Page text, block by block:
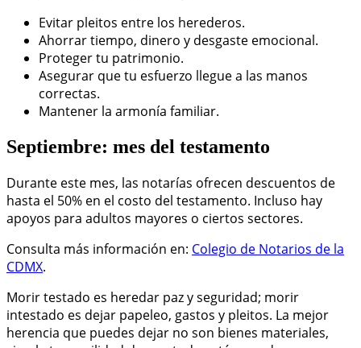
Evitar pleitos entre los herederos.
Ahorrar tiempo, dinero y desgaste emocional.
Proteger tu patrimonio.
Asegurar que tu esfuerzo llegue a las manos
correctas.
Mantener la armonía familiar.
Septiembre: mes del testamento
Durante este mes, las notarías ofrecen descuentos de
hasta el 50% en el costo del testamento. Incluso hay
apoyos para adultos mayores o ciertos sectores.
Consulta más información en: Colegio de Notarios de la
CDMX.
Morir testado es heredar paz y seguridad; morir
intestado es dejar papeleo, gastos y pleitos. La mejor
herencia que puedes dejar no son bienes materiales,